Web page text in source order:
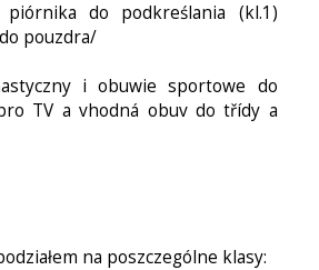
piórnika do podkreślania (kl.1)
pouzdra/
i obuwie sportowe do
TV a vhodná obuv do třídy a
na poszczególne klasy: